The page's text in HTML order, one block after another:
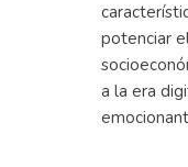
potenciar
a la era